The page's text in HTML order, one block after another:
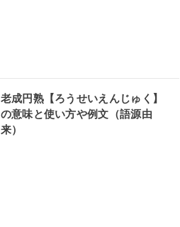
老成円熟【ろうせいえんじゅく】
の意味と使い方や例文（語源由
来）